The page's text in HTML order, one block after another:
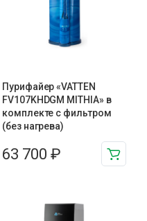
Пурифайер «VATTEN
FV107KHDGM MITHIA» в
комплекте с фильтром
(без нагрева)
63 700 ₽